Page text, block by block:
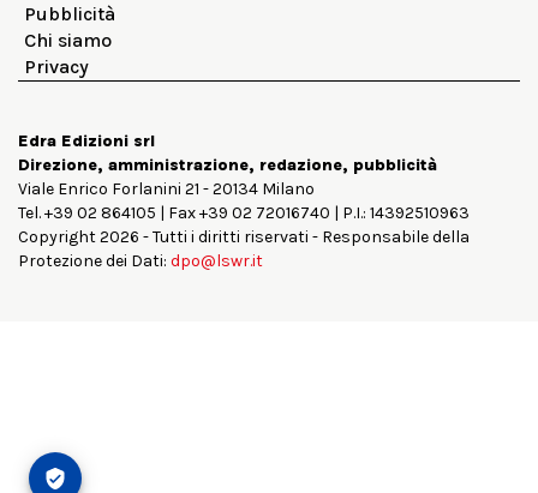
Pubblicità
Chi siamo
Privacy
Edra Edizioni srl
Direzione, amministrazione, redazione, pubblicità
Viale Enrico Forlanini 21 - 20134 Milano
Tel. +39 02 864105 | Fax +39 02 72016740 | P.I.: 14392510963
Copyright 2026 - Tutti i diritti riservati - Responsabile della
Protezione dei Dati: dpo@lswr.it